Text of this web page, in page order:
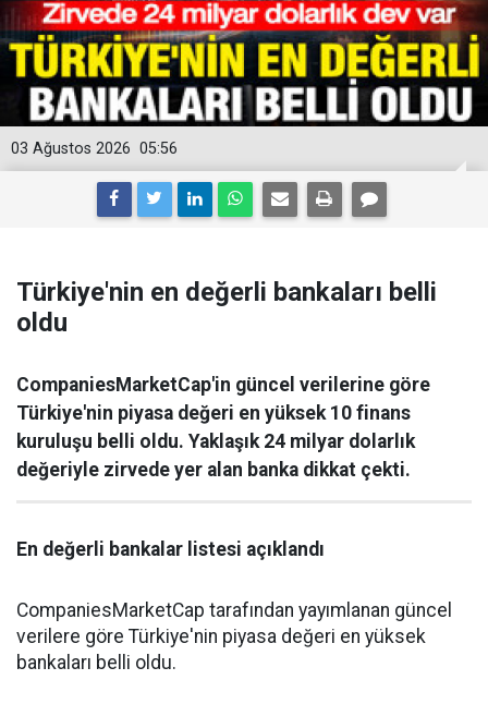
05:56
03 Ağustos 2026
Türkiye'nin en değerli bankaları belli
oldu
CompaniesMarketCap'in güncel verilerine göre
Türkiye'nin piyasa değeri en yüksek 10 finans
kuruluşu belli oldu. Yaklaşık 24 milyar dolarlık
değeriyle zirvede yer alan banka dikkat çekti.
En değerli bankalar listesi açıklandı
CompaniesMarketCap tarafından yayımlanan güncel
verilere göre Türkiye'nin piyasa değeri en yüksek
bankaları belli oldu.